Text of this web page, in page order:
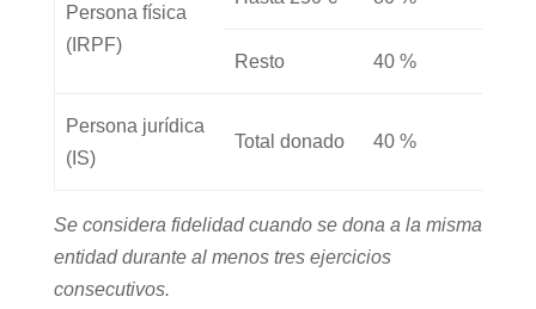
Persona física
(IRPF)
Resto 40 %
Persona jurídica
(IS)
Total donado 40 %
Se considera fidelidad cuando se dona a la misma
entidad durante al menos tres ejercicios
consecutivos.